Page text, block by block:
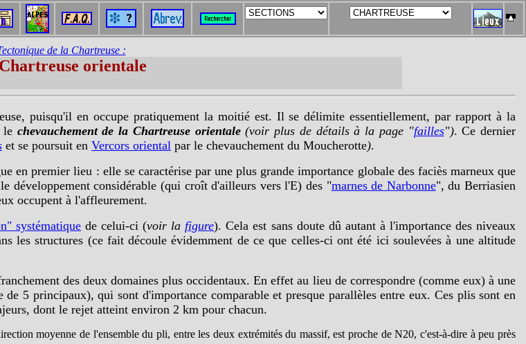
de la Chartreuse :
orientale
puisqu'il en occupe pratiquement la moitié est. Il se délimite essentiellement, par rapport à la
le chevauchement de la Chartreuse orientale (voir plus de détails à la page "failles"). Ce dernier
et se poursuit en Vercors oriental par le chevauchement du Moucherotte).
en premier lieu : elle se caractérise par une plus grande importance globale des faciès marneux que
développement considérable (qui croît d'ailleurs vers l'E) des "marnes de Narbonne", du Berriasien
occupent à l'affleurement.
systématiquede celui-ci (voir la figure). Cela est sans doute dû autant à l'importance des niveaux
les structures (ce fait découle évidemment de ce que celles-ci ont été ici soulevées à une altitude
des deux domaines plus occidentaux. En effet au lieu de correspondre (comme eux) à une
5 principaux), qui sont d'importance comparable et presque parallèles entre eux. Ces plis sont en
dont le rejet atteint environ 2 km pour chacun.
moyenne de l'ensemble du pli, entre les deux extrémités du massif, est proche de N20, c'est-à-dire à peu près